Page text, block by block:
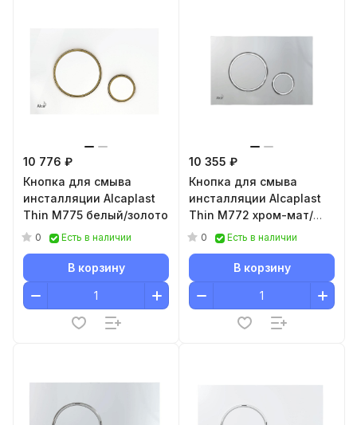
10 776 ₽
Кнопка для смыва
инсталляции Alcaplast
Thin M775 белый/золото
0 Есть в наличии
В корзину
10 355 ₽
Кнопка для смыва
инсталляции Alcaplast
Thin M772 хром-мат/
хром-глянец
0 Есть в наличии
В корзину